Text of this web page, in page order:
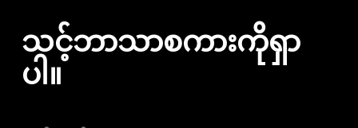
သင့်ဘာသာစကားကိုရှာ
ပါ။